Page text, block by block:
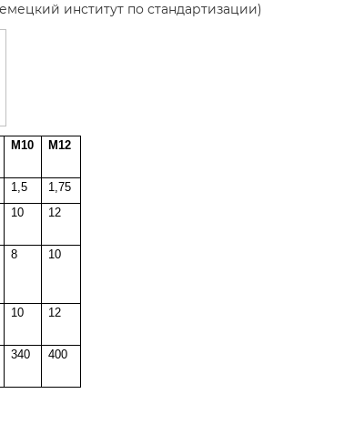
институт по стандартизации)
М10 М12
1,5
1,75
10 12
8 10
10 12
340 400